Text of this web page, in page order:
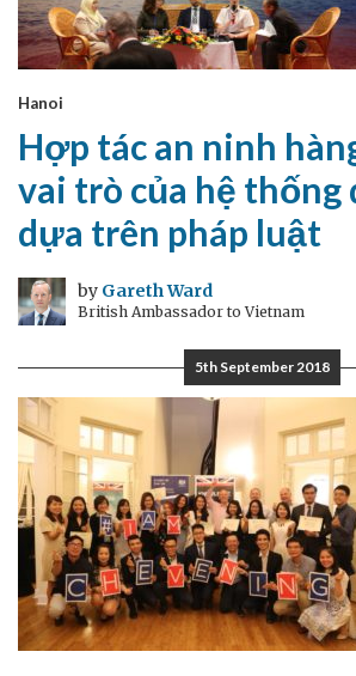
Hanoi
Hợp tác an ninh
vai trò của hệ thống
dựa trên pháp luật
by Gareth Ward
British Ambassador to Vietnam
5th September 2018